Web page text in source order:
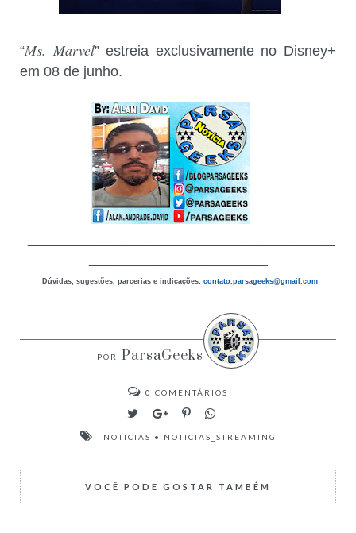
“Ms. Marvel” estreia exclusivamente no Disney+
em 08 de junho.
Dúvidas, sugestões, parcerias e indicações: contato.parsageeks@gmail.com
ParsaGeeks
0 COMENTÁRIOS
NOTICIAS • NOTICIAS_STREAMING
VOCÊ PODE GOSTAR TAMBÉM